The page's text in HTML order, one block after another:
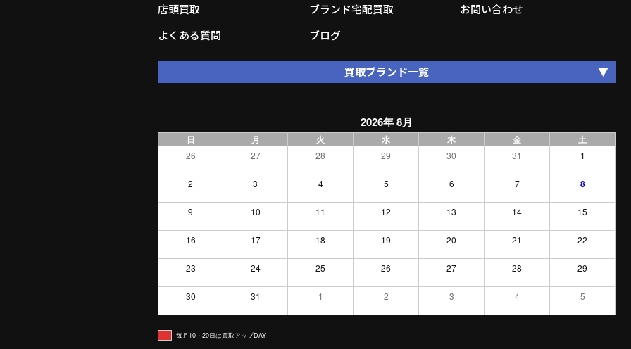
店頭買取
よくある質問
ブランド宅配買取
ブログ
お問い合わせ
買取ブランド一覧
2026年 8月
日 月 火 水 木 金 土
26 27 28 29 30 31 1
2 3 4 5 6 7 8
9 10 11 12 13 14 15
16 17 18 19 20 21 22
23 24 25 26 27 28 29
30 31 1 2 3 4 5
毎月10・20日は買取アップDAY